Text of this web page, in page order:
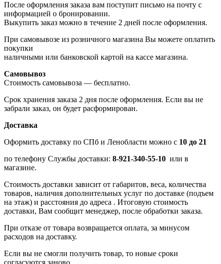
После оформления заказа вам поступит письмо на почту с
информацией о бронировании.
Выкупить заказ можно в течение 2 дней после оформления.
При самовывозе из розничного магазина Вы можете оплатить
покупки
наличными или банковской картой на кассе магазина.
Самовывоз
Стоимость самовывоза — бесплатно.
Срок хранения заказа 2 дня после оформления. Если вы не
забрали заказ, он будет расформирован.
Доставка
Оформить доставку по СПб и Ленобласти можно с 10 до 21
по телефону Службы доставки: 8-921-340-55-10 или в
магазине.
Стоимость доставки зависит от габаритов, веса, количества
товаров, наличия дополнительных услуг по доставке (подъем
на этаж) и расстояния до адреса . Итоговую стоимость
доставки, Вам сообщит менеджер, после обработки заказа.
При отказе от товара возвращается оплата, за минусом
расходов на доставку.
Если вы не смогли получить товар, то новые сроки